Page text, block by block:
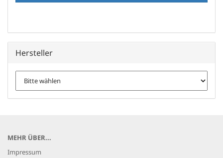
Hersteller
MEHR ÜBER...
Impressum